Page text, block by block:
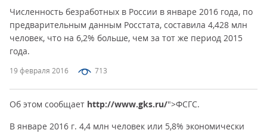
19 февраля 2016 713
Численность безработных в России в январе 2016 года, по
предварительным данным Росстата, составила 4,428 млн
человек, что на 6,2% больше, чем за тот же период 2015
года.
Об этом сообщает http://www.gks.ru/">ФСГС.
В январе 2016 г. 4,4 млн человек или 5,8% экономически